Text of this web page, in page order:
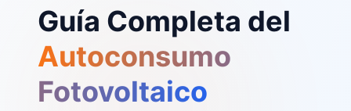
Guía Completa del
Autoconsumo
Fotovoltaico